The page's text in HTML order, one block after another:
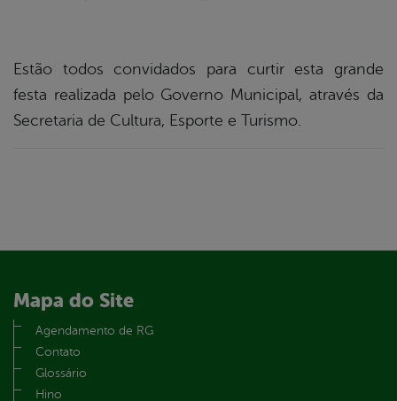
Estão todos convidados para curtir esta grande
festa realizada pelo Governo Municipal, através da
Secretaria de Cultura, Esporte e Turismo.
Mapa do Site
Agendamento de RG
Contato
Glossário
Hino